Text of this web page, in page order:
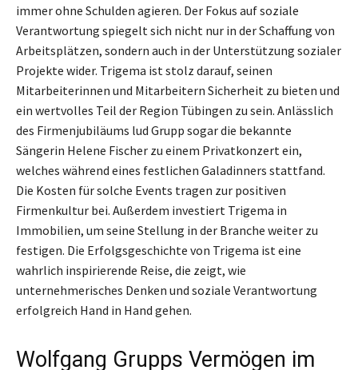
immer ohne Schulden agieren. Der Fokus auf soziale
Verantwortung spiegelt sich nicht nur in der Schaffung von
Arbeitsplätzen, sondern auch in der Unterstützung sozialer
Projekte wider. Trigema ist stolz darauf, seinen
Mitarbeiterinnen und Mitarbeitern Sicherheit zu bieten und
ein wertvolles Teil der Region Tübingen zu sein. Anlässlich
des Firmenjubiläums lud Grupp sogar die bekannte
Sängerin Helene Fischer zu einem Privatkonzert ein,
welches während eines festlichen Galadinners stattfand.
Die Kosten für solche Events tragen zur positiven
Firmenkultur bei. Außerdem investiert Trigema in
Immobilien, um seine Stellung in der Branche weiter zu
festigen. Die Erfolgsgeschichte von Trigema ist eine
wahrlich inspirierende Reise, die zeigt, wie
unternehmerisches Denken und soziale Verantwortung
erfolgreich Hand in Hand gehen.
Wolfgang Grupps Vermögen im